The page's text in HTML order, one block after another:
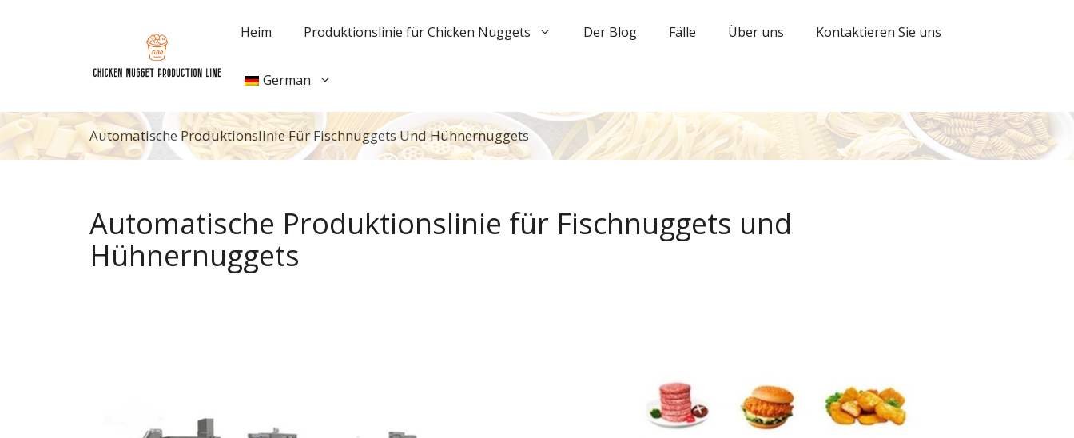
Heim Produktionslinie für Chicken Nuggets Der Blog Fälle Über uns Kontaktieren Sie uns
German
Automatische Produktionslinie Für Fischnuggets Und Hühnernuggets
Automatische Produktionslinie für Fischnuggets und
Hühnernuggets